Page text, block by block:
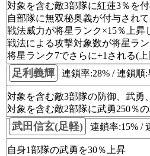
対象を含む敵3部隊に紅蓮3％を
自部隊に無双秘奥義が付与されて
戦法威力が将星ランク×15％上昇
戦法による攻撃対象数が将星ラン
将星ランク7でさらに+1される(上
足利義輝 連鎖率:28% / 連鎖順:
対象を含む敵3部隊の防御、武勇
対象を含む敵2部隊に武勇250％
武田信玄(足軽) 連鎖率:15% /
自身1部隊の武勇を30％上昇